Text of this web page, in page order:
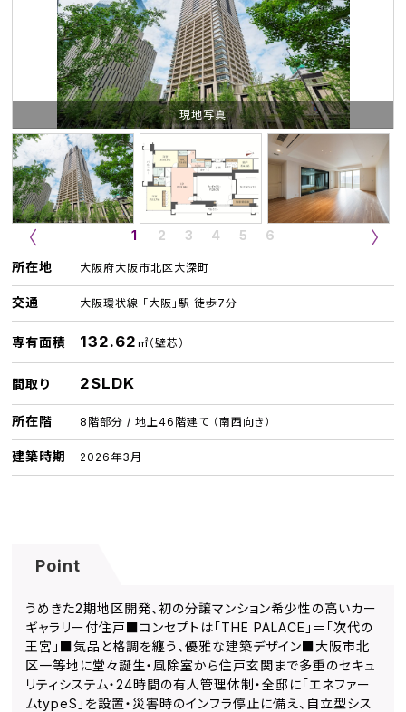
現地写真
1 2 3 4 5 6
所在地 大阪府大阪市北区大深町
交通 大阪環状線 「大阪」駅 徒歩7分
専有面積 132.62 ㎡（壁芯）
間取り 2SLDK
所在階 8階部分 / 地上46階建て （南西向き）
建築時期 2026年3月
Point
うめきた2期地区開発、初の分譲マンション希少性の高いカー
ギャラリー付住戸■コンセプトは「THE PALACE」＝「次代の
王宮」■気品と格調を纏う、優雅な建築デザイン■大阪市北
区一等地に堂々誕生・風除室から住戸玄関まで多重のセキュ
リティシステム・24時間の有人管理体制・全邸に「エネファー
ムtypeS」を設置・災害時のインフラ停止に備え、自立型シス